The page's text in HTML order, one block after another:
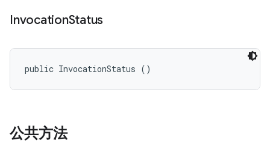
InvocationStatus
public InvocationStatus ()
公共方法